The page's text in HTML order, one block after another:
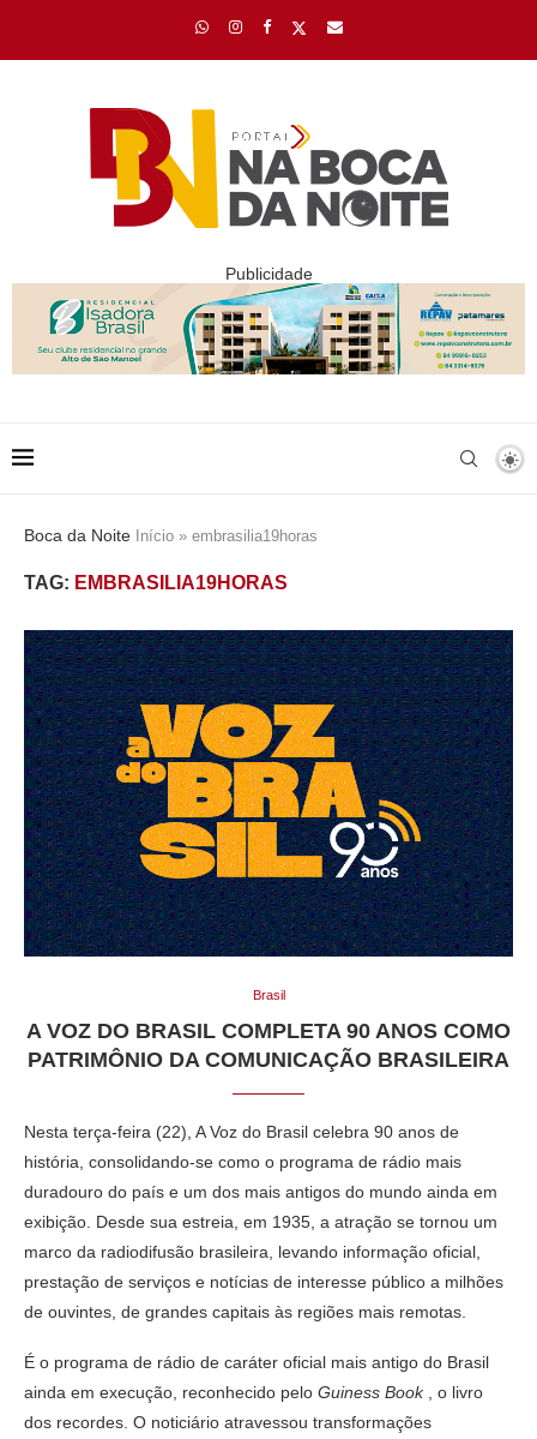
Publicidade
Boca da Noite Início » embrasilia19horas
TAG: EMBRASILIA19HORAS
Brasil
A VOZ DO BRASIL COMPLETA 90 ANOS COMO
PATRIMÔNIO DA COMUNICAÇÃO BRASILEIRA
Nesta terça-feira (22), A Voz do Brasil celebra 90 anos de
história, consolidando-se como o programa de rádio mais
duradouro do país e um dos mais antigos do mundo ainda em
exibição. Desde sua estreia, em 1935, a atração se tornou um
marco da radiodifusão brasileira, levando informação oficial,
prestação de serviços e notícias de interesse público a milhões
de ouvintes, de grandes capitais às regiões mais remotas.
É o programa de rádio de caráter oficial mais antigo do Brasil
ainda em execução, reconhecido pelo Guiness Book , o livro
dos recordes. O noticiário atravessou transformações